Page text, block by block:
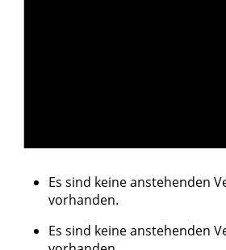
Es sind keine anstehenden
vorhanden.
Es sind keine anstehenden